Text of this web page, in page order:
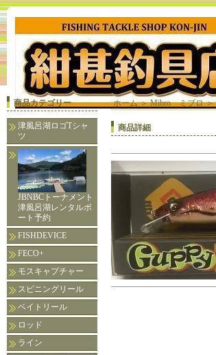
商品カテゴリー
津風呂湖ロゴTシャ
ツ
JBNBCトーナメント
津風呂湖レンタルボ
ート予約
FISHDEVICE
FECO+
モスキャプチャー
スピニングリール
ベイトリール
ロッド
ライン
ホーム＞Mibro ミブロ＞
商品詳細